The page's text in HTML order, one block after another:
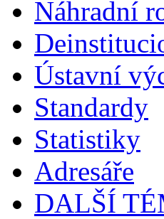
Náhradní
Ústavní
Standardy
Statistiky
Adresáře
DALŠÍ